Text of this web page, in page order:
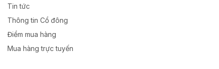
Tin tức
Thông tin Cổ đông
Điểm mua hàng
Mua hàng trực tuyến